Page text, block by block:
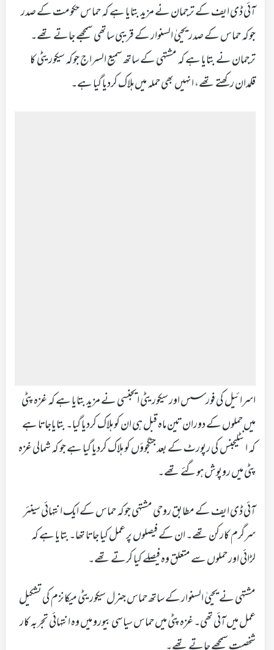
آئی ڈی ایف کے ترجمان نے مزید بتایا ہے کہ حماس حکومت کے صدر
جوکہ حماس کے صدر یحییٰ السنوار کے قریبی ساتھی سمجھے جاتے تھے۔
ترجمان نے بتایا ہے کہ مشتہی کے ساتھ سمیع السراج جوکہ سیکوریٹی کا
قلمدان رکھتے تھے، انہیں بھی حملہ میں ہلاک کردیا گیا ہے۔
اسرائیل کی فورسس اور سیکوریٹی ایجنسی نے مزید بتایا ہے کہ غزہ پٹی
میں حملوں کے دوران تین ماہ قبل ہی ان کو ہلاک کردیا گیا۔ بتایاجاتا ہے
کہ انٹلیجنس کی رپورٹ کے بعد جنگجوؤں کو ہلاک کردیا گیا ہے جو کہ شمالی غزہ
پٹی میں روپوش ہوگئے تھے۔
آئی ڈی ایف کے مطابق روحی مشتہی جوکہ حماس کے ایک انتہائی سینئر
سرگرم کارکن تھے۔ ان کے فیصلوں پر عمل کیا جاتا تھا۔بتایا ہے کہ
لڑائی اور حملوں سے متعلق وہ فیصلے کیا کرتے تھے۔
مشتہی نے یحییٰ السنوار کے ساتھ حماس جنرل سیکوریٹی میکانزم کی تشکیل
عمل میں آئی تھی۔ غزہ پٹی میں حماس سیاسی بیورو میں وہ انتہائی تجربہ کار